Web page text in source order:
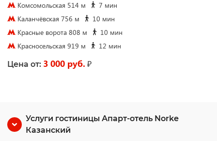
Комсомольская 514 м
7 мин
Каланчёвская 756 м
10 мин
Красные ворота 808 м
10 мин
Красносельская 919 м
12 мин
Цена от: 3 000 руб. ₽
Услуги гостиницы Апарт-отель Norke
Казанский